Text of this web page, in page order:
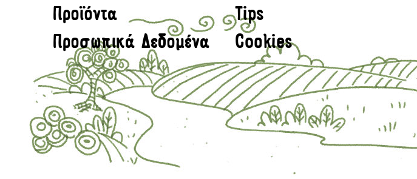
Προϊόντα
Προσωπικά Δεδομένα
Tips
Cookies